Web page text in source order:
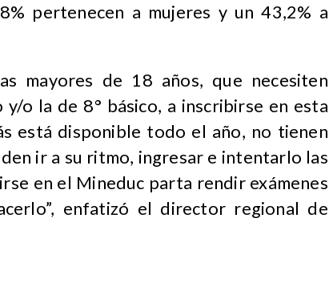
pertenecen a mujeres y un 43,2% a
mayores de 18 años, que necesiten
o la de 8° básico, a inscribirse en esta
está disponible todo el año, no tienen
ir a su ritmo, ingresar e intentarlo las
en el Mineduc parta rendir exámenes
enfatizó el director regional de